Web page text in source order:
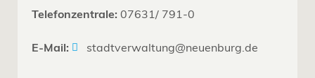
Telefonzentrale: 07631/ 791-0
E-Mail: stadtverwaltung@neuenburg.de